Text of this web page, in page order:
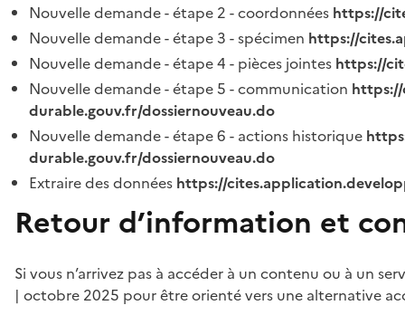
Nouvelle demande - étape 2 - coordonnées https://
Nouvelle demande - étape 3 - spécimen https://
Nouvelle demande - étape 4 - pièces jointes https://
Nouvelle demande - étape 5 - communication
durable.gouv.fr/dossiernouveau.do
Nouvelle demande - étape 6 - actions historique
durable.gouv.fr/dossiernouveau.do
Extraire des données https://
Retour d’information et
Si vous n’arrivez pas à accéder à un contenu ou à un
| octobre 2025 pour être orienté vers une alternative